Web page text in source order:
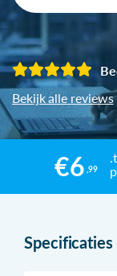
Bekijk alle reviews
€6 ,99
Specificaties